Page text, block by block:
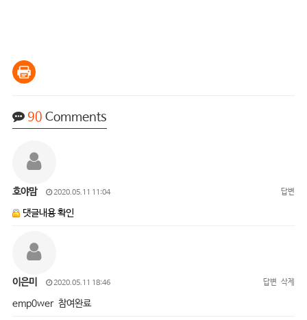
90 Comments
호야맘 2020.05.11 11:04 답변
댓글내용 확인
이은미 2020.05.11 18:46 답변 삭제
emp0wer 참여완료